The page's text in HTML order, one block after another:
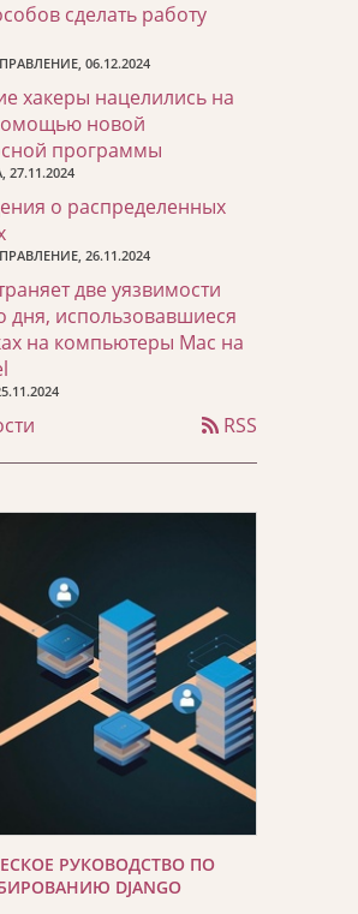
сделать работу
06.12.2024
хакеры нацелились на
новой
программы
о распределенных
26.11.2024
две уязвимости
дня, использовавшиеся
на компьютеры Mac на
RSS
РУКОВОДСТВО ПО
DJANGO